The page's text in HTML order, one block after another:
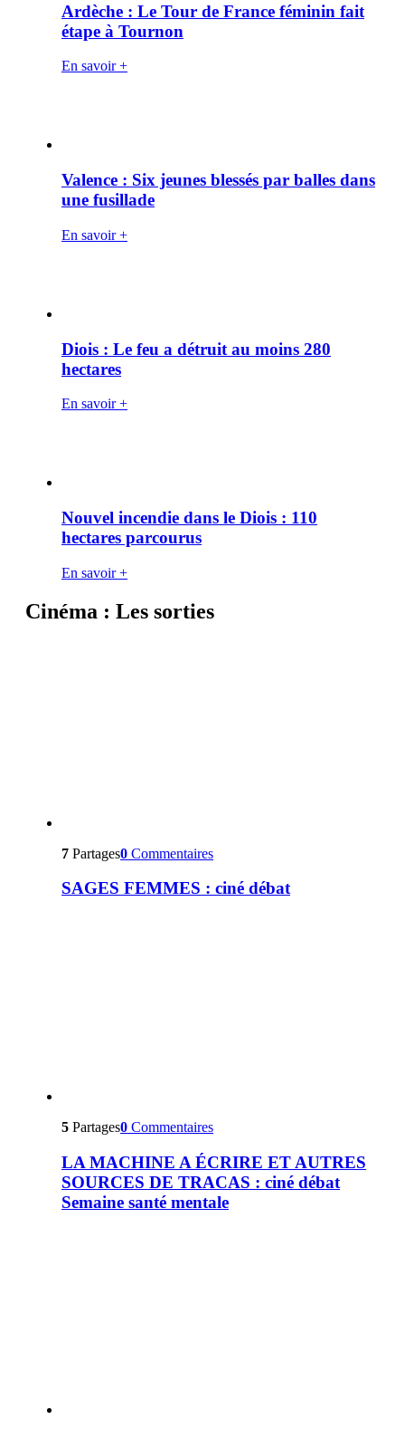
Ardèche : Le Tour de France féminin fait
étape à Tournon
En savoir +
Valence : Six jeunes blessés par balles dans
une fusillade
En savoir +
Diois : Le feu a détruit au moins 280
hectares
En savoir +
Nouvel incendie dans le Diois : 110
hectares parcourus
En savoir +
Cinéma : Les sorties
7 Partages0 Commentaires
SAGES FEMMES : ciné débat
5 Partages0 Commentaires
LA MACHINE A ÉCRIRE ET AUTRES
SOURCES DE TRACAS : ciné débat
Semaine santé mentale